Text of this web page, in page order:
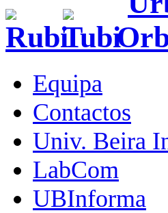
Equipa
Contactos
Univ. Beira
LabCom
UBInforma